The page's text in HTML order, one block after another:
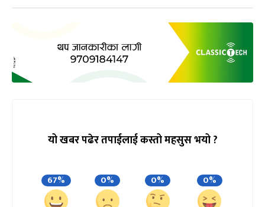
यो खबर पढेर तपाईलाई कस्तो महसुस भयो ?
67% 0% 0% 0%